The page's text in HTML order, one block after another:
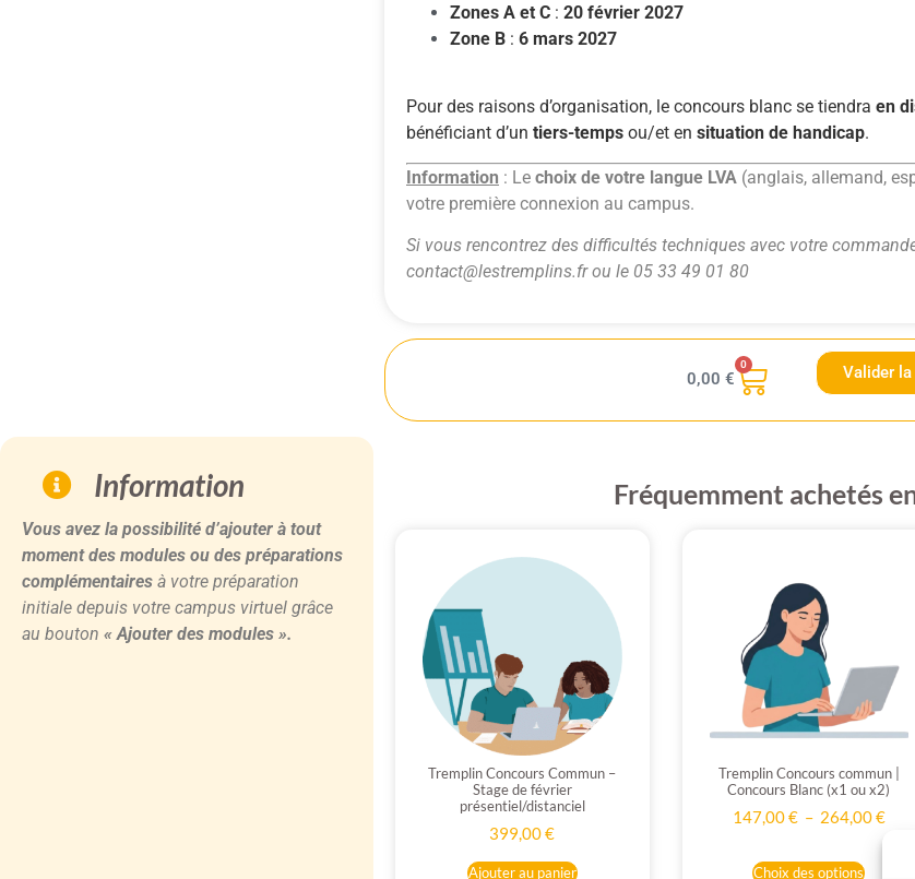
Zones A et C : 20 février 2027
Zone B : 6 mars 2027
Pour des raisons d’organisation, le concours blanc se tiendra en
bénéficiant d’un tiers-temps ou/et en situation de handicap.
Information : Le choix de votre langue LVA (anglais, allemand,
votre première connexion au campus.
Si vous rencontrez des difficultés techniques avec votre
contact@lestremplins.frou le 05 33 49 01 80
0,00€
0 Valider
Information
Vous avez la possibilité d’ajouter à tout
moment des modules ou des préparations
complémentaires à votre préparation
initiale depuis votre campus virtuel grâce
au bouton « Ajouter des modules ».
Fréquemment achetés
Tremplin Concours Commun –
Stage de février
présentiel/distanciel
399,00€
Ajouter au panier
Tremplin Concours commun |
Concours Blanc (x1 ou x2)
147,00€ – 264,00€
Choix des options